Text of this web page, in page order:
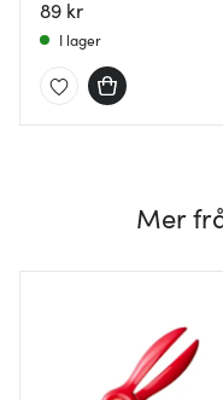
89 kr
I lager
Mer